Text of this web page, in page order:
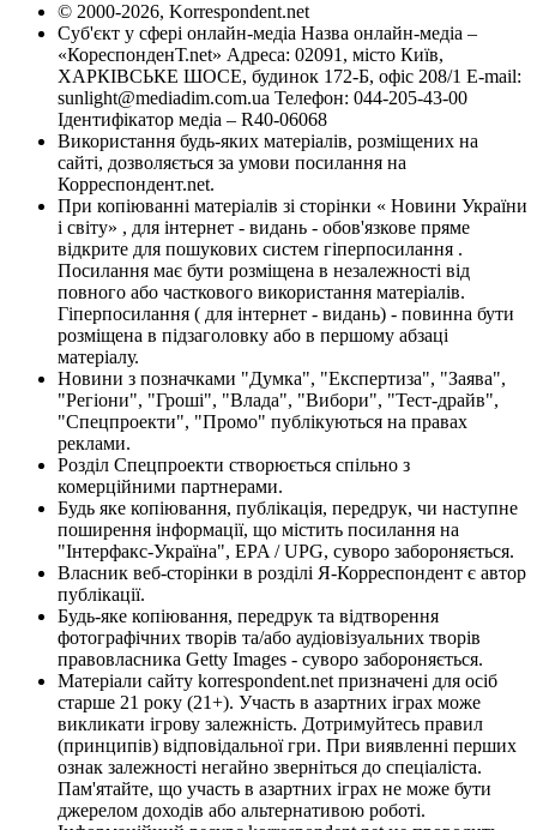
© 2000-2026, Korrespondent.net
Суб'єкт у сфері онлайн-медіа Назва онлайн-медіа –
«КореспонденТ.net» Адреса: 02091, місто Київ,
ХАРКІВСЬКЕ ШОСЕ, будинок 172-Б, офіс 208/1 E-mail:
sunlight@mediadim.com.ua Телефон: 044-205-43-00
Ідентифікатор медіа – R40-06068
Використання будь-яких матеріалів, розміщених на
сайті, дозволяється за умови посилання на
Корреспондент.net.
При копіюванні матеріалів зі сторінки « Новини України
і світу» , для інтернет - видань - обов'язкове пряме
відкрите для пошукових систем гіперпосилання .
Посилання має бути розміщена в незалежності від
повного або часткового використання матеріалів.
Гіперпосилання ( для інтернет - видань) - повинна бути
розміщена в підзаголовку або в першому абзаці
матеріалу.
Новини з позначками "Думка", "Експертиза", "Заява",
"Регіони", "Гроші", "Влада", "Вибори", "Тест-драйв",
"Спецпроекти", "Промо" публікуються на правах
реклами.
Розділ Спецпроекти створюється спільно з
комерційними партнерами.
Будь яке копіювання, публікація, передрук, чи наступне
поширення інформації, що містить посилання на
"Інтерфакс-Україна", EPA / UPG, суворо забороняється.
Власник веб-сторінки в розділі Я-Корреспондент є автор
публікації.
Будь-яке копіювання, передрук та відтворення
фотографічних творів та/або аудіовізуальних творів
правовласника Getty Images - суворо забороняється.
Матеріали сайту korrespondent.net призначені для осіб
старше 21 року (21+). Участь в азартних іграх може
викликати ігрову залежність. Дотримуйтесь правил
(принципів) відповідальної гри. При виявленні перших
ознак залежності негайно зверніться до спеціаліста.
Пам'ятайте, що участь в азартних іграх не може бути
джерелом доходів або альтернативою роботі.